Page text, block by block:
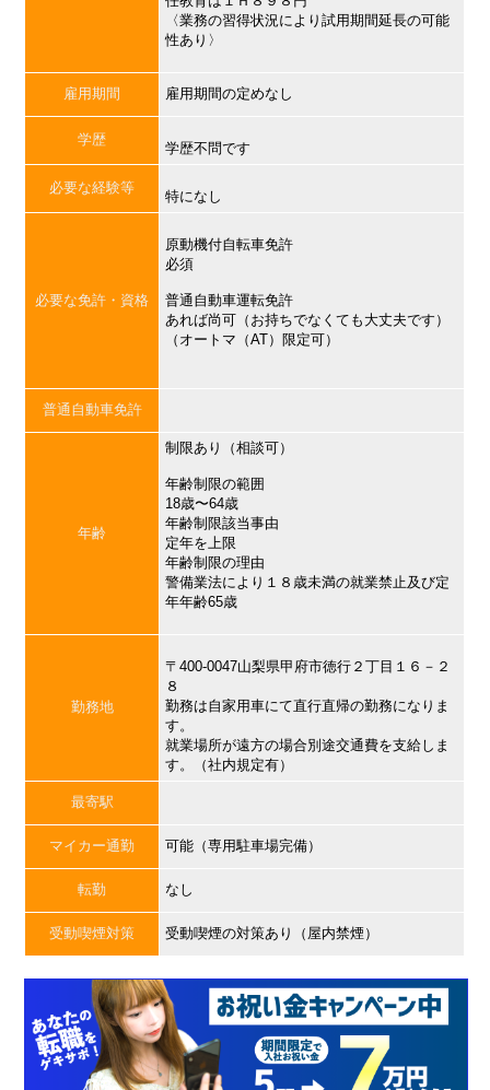
〈業務の習得状況により試用期間延長の可能
性あり〉
雇用期間 雇用期間の定めなし
学歴
学歴不問です
必要な経験等
特になし
必要な免許・資格
原動機付自転車免許
必須
普通自動車運転免許
あれば尚可（お持ちでなくても大丈夫です）
（オートマ（AT）限定可）
普通自動車免許
年齢
制限あり（相談可）
年齢制限の範囲
18歳〜64歳
年齢制限該当事由
定年を上限
年齢制限の理由
警備業法により１８歳未満の就業禁止及び定
年年齢65歳
勤務地
〒400-0047山梨県甲府市徳行２丁目１６－２
８
勤務は自家用車にて直行直帰の勤務になりま
す。
就業場所が遠方の場合別途交通費を支給しま
す。（社内規定有）
最寄駅
マイカー通勤 可能（専用駐車場完備）
転勤 なし
受動喫煙対策 受動喫煙の対策あり（屋内禁煙）